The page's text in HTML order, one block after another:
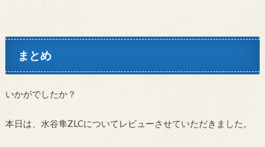
まとめ
いかがでしたか？
本日は、水谷隼ZLCについてレビューさせていただきました。